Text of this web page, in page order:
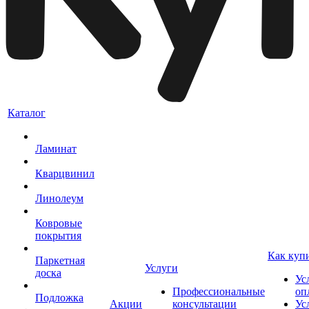
Каталог
Ламинат
Кварцвинил
Линолеум
Ковровые
покрытия
Паркетная
доска
Подложка
Акции
Услуги
Профессиональные
консультации
Как